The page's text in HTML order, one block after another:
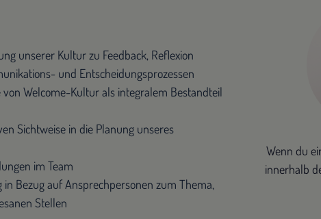
unserer Kultur zu Feedback, Reflexion
und Entscheidungsprozessen
Welcome-Kultur als integralem Bestandteil
Sichtweise in die Planung unseres
im Team
Bezug auf Ansprechpersonen zum Thema,
Stellen
Wenn du
innerhalb